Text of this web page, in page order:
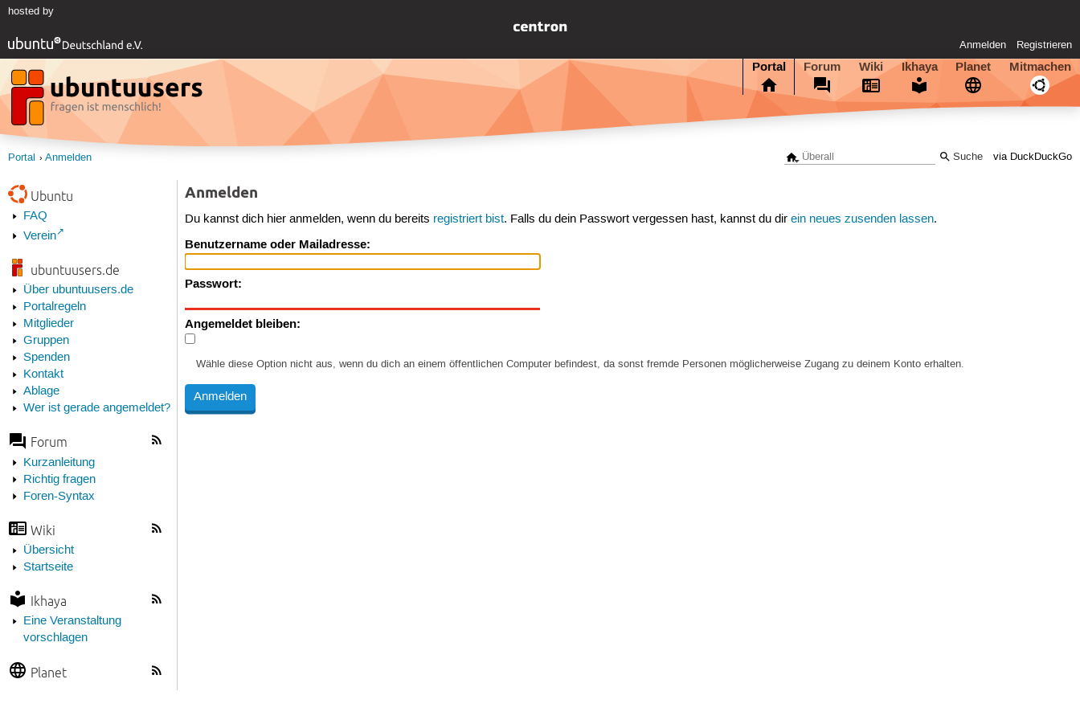
hosted by
Anmelden Registrieren
Portal Forum Wiki Ikhaya Planet Mitmachen
via DuckDuckGo
Portal Anmelden
Ubuntu
FAQ
Verein
ubuntuusers.de
Über ubuntuusers.de
Portalregeln
Mitglieder
Gruppen
Spenden
Kontakt
Ablage
Wer ist gerade angemeldet?
Forum
Kurzanleitung
Richtig fragen
Foren-Syntax
Wiki
Übersicht
Startseite
Ikhaya
Eine Veranstaltung
vorschlagen
Planet
Anmelden
Du kannst dich hier anmelden, wenn du bereits registriert bist. Falls du dein Passwort vergessen hast, kannst du direin neues zusenden lassen.
Benutzername oder Mailadresse:
Passwort:
Angemeldet bleiben:
Wähle diese Option nicht aus, wenn du dich an einem öffentlichen Computer befindest, da sonst fremde Personen möglicherweise Zugang zu deinem Konto erhalten.